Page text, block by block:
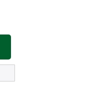
Daten